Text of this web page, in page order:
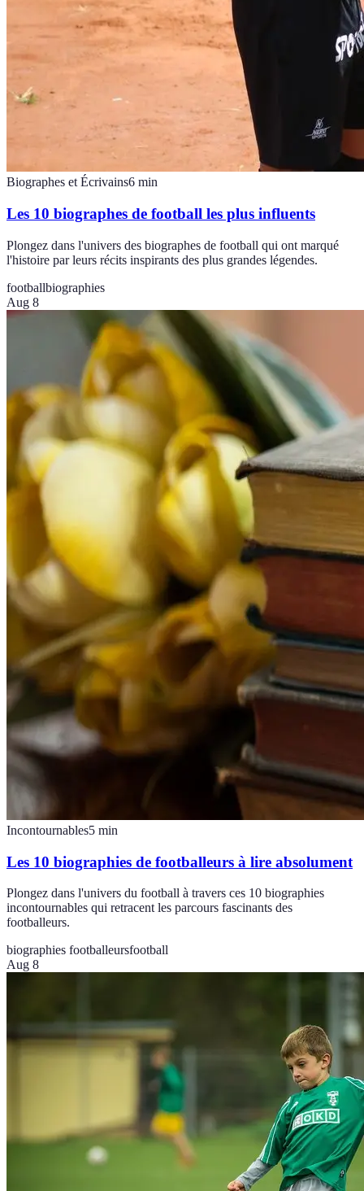
Biographes et Écrivains6 min
Les 10 biographes de football les plus influents
Plongez dans l'univers des biographes de football qui ont marqué
l'histoire par leurs récits inspirants des plus grandes légendes.
footballbiographies
Aug 8
Incontournables5 min
Les 10 biographies de footballeurs à lire absolument
Plongez dans l'univers du football à travers ces 10 biographies
incontournables qui retracent les parcours fascinants des
footballeurs.
biographies footballeursfootball
Aug 8